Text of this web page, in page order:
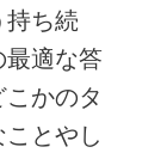
ち続
適な答
かのタ
とやし